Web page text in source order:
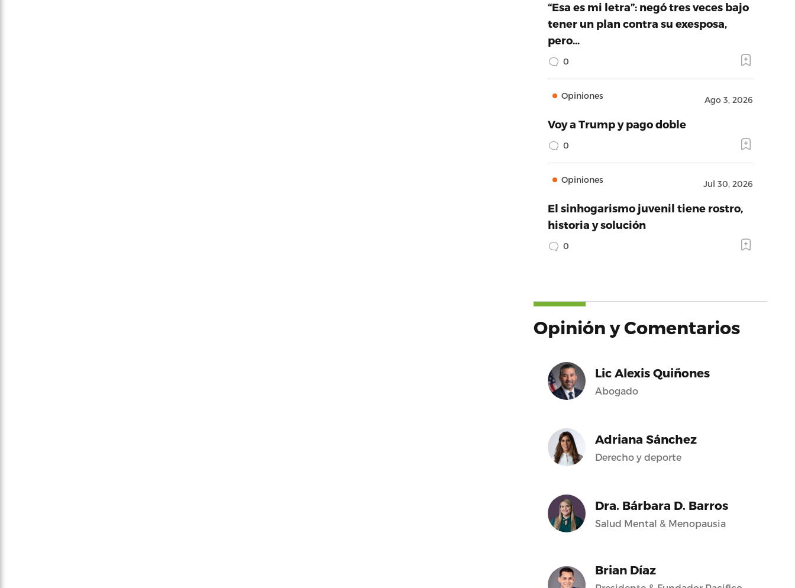
“Esa es mi letra”: negó tres veces bajo
tener un plan contra su exesposa,
pero…
0
Opiniones Ago 3, 2026
Voy a Trump y pago doble
0
Opiniones Jul 30, 2026
El sinhogarismo juvenil tiene rostro,
historia y solución
0
Opinión y Comentarios
Lic Alexis Quiñones
Abogado
Adriana Sánchez
Derecho y deporte
Dra. Bárbara D. Barros
Salud Mental & Menopausia
Brian Díaz